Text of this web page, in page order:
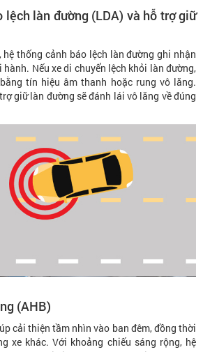
lệch làn đường (LDA) và hỗ trợ giữ
thống cảnh báo lệch làn đường ghi nhận
Nếu xe di chuyển lệch khỏi làn đường,
tín hiệu âm thanh hoặc rung vô lăng.
giữ làn đường sẽ đánh lái vô lăng về đúng
(AHB)
cải thiện tầm nhìn vào ban đêm, đồng thời
xe khác. Với khoảng chiếu sáng rộng, hệ